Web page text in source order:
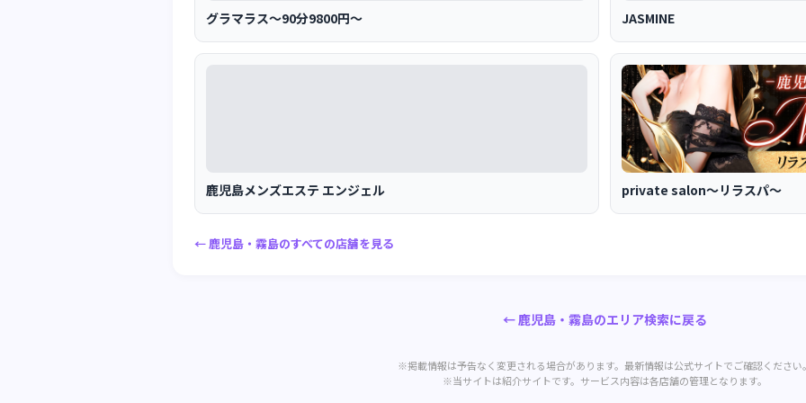
グラマラス〜90分9800円〜 JASMINE
鹿児島メンズエステ エンジェル private salon～リラスパ～
← 鹿児島・霧島のすべての店舗を見る
← 鹿児島・霧島のエリア検索に戻る
※掲載情報は予告なく変更される場合があります。最新情報は公式サイトでご確認ください
※当サイトは紹介サイトです。サービス内容は各店舗の管理となります。